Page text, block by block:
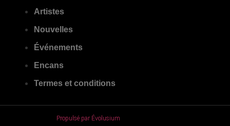
Artistes
Nouvelles
Événements
Encans
Termes et conditions
Propulsé par Évolusium